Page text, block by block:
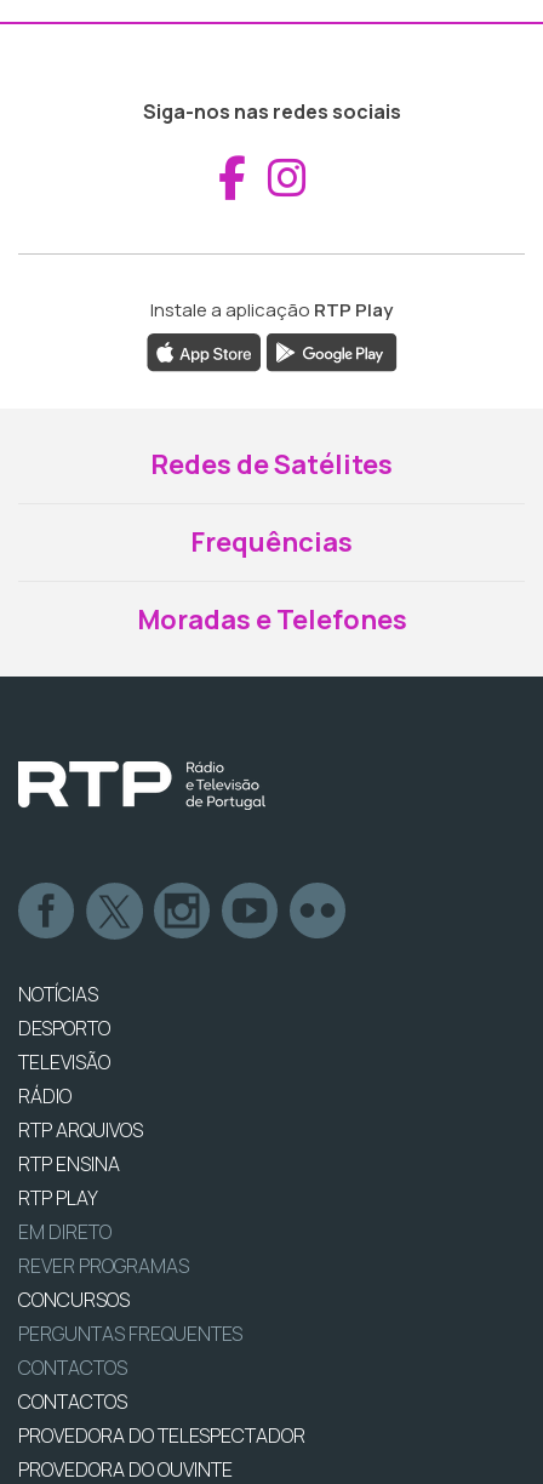
Siga-nos nas redes sociais
Aceder ao
Instale a aplicação RTP Play
Redes de Satélites
Frequências
Moradas e Telefones
NOTÍCIAS
DESPORTO
TELEVISÃO
RÁDIO
RTP ARQUIVOS
RTP ENSINA
RTP PLAY
EM DIRETO
REVER PROGRAMAS
CONCURSOS
PERGUNTAS FREQUENTES
CONTACTOS
CONTACTOS
PROVEDORA DO TELESPECTADOR
PROVEDORA DO OUVINTE